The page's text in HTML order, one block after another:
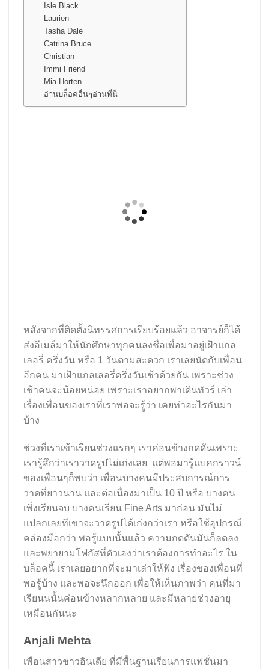
Isle Black
Laurien
Tasha Dale
Catrina Bruce
Christian
Immi Friend
Mia Horten
อ่านบล็อคอื่นๆอ่านที่นี่
หลังจากที่ติดตั้งนิทรรศการเรียบร้อยแล้ว อาจารย์ก็ได้
ส่งอีเมล์มาให้นักศึกษาทุกคนลงชื่อเพื่อมาอยู่เฝ้าแกล
เลอรี่ ครึ่งวัน หรือ 1 วันตามสะดวก เราเลยนัดกับเพื่อน
อีกคน มาเฝ้าแกลเลอรี่ครึ่งวันเช้าด้วยกัน เพราะช่วง
เช้าคนจะน้อยหน่อย เพราะเราอยากพาเดินทัวร์ เล่า
เรื่องเพื่อนของเราที่เราพอจะรู้ว่า เคยทำอะไรกันมา
บ้าง
ช่วงที่เราเข้าเรียนช่วงแรกๆ เราค่อนข้างกดดันเพราะ
เรารู้สึกว่าเราวาดรูปไม่เก่งเลย แต่พอมารู้แบคกราวน์
ของเพื่อนๆก็พบว่า เพื่อนบางคนมีประสบการณ์การ
วาดที่ยาวนาน และต่อเนื่องมาเป็น 10 ปี หรือ บางคน
เพิ่งเรียนจบ บางคนเรียน Fine Arts มาก่อน มันไม่
แปลกเลยทีเขาจะวาดรูปได้เก่งกว่าเรา หรือใช้อุปกรณ์
คล่องมือกว่า พอรู้แบบนั้นแล้ว ความกดดันมันก็ลดลง
และพยายามโฟกัสที่ตัวเองว่าเราต้องการทำอะไร ใน
บล็อคนี้ เราเลยอยากที่จะมาเล่าให้ฟัง เรื่องของเพื่อนที่
พอรู้บ้าง และพอจะนึกออก เพื่อให้เห็นภาพว่า คนที่มา
เรียนนนั้นค่อนข้างหลากหลาย และมีหลายช่วงอายุ
เหมือนกันนะ
Anjali Mehta
เพือนสาวชาวอินเดีย ที่มีพื้นฐานเรียนการแฟชั่นมา